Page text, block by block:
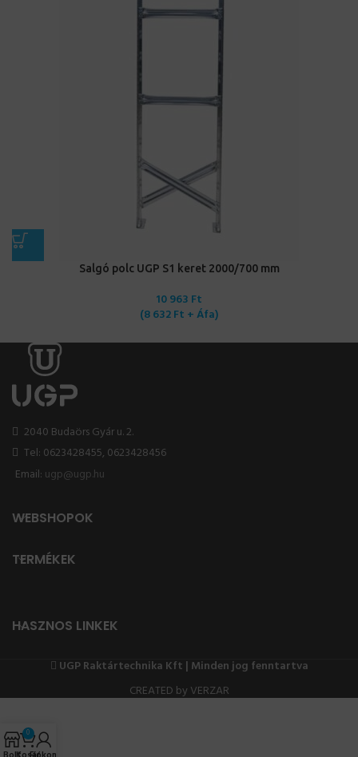
Salgó polc UGP S1 keret 2000/700 mm
10 963 Ft
(8 632Ft + Áfa)
2040 Budaörs Gyár u. 2.
Tel: 0623428455, 0623428456
Email: ugp@ugp.hu
WEBSHOPOK
TERMÉKEK
HASZNOS LINKEK
UGP Raktártechnika Kft | Minden jog fenntartva
CREATED by VERZAR
0